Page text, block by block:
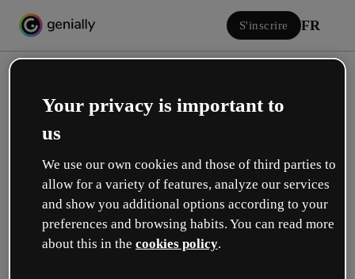
S'inscrire FR
Se connecter
Connectez-vous avec Google
Your privacy is important to
us
We use our own cookies and those of third parties to
allow for a variety of features, analyze our services
and show you additional options according to your
preferences and browsing habits. You can read more
about this in the cookies policy.